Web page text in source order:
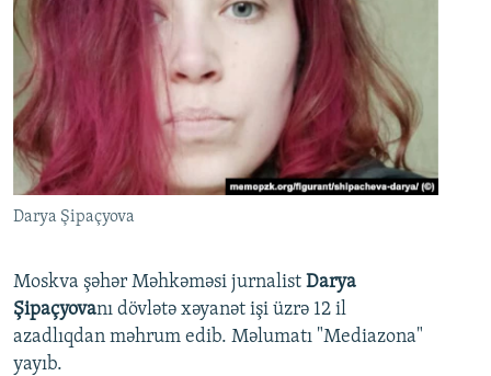
Darya Şipaçyova
Moskva şəhər Məhkəməsi jurnalist Darya
Şipaçyovanı dövlətə xəyanət işi üzrə 12 il
azadlıqdan məhrum edib. Məlumatı "Mediazona"
yayıb.